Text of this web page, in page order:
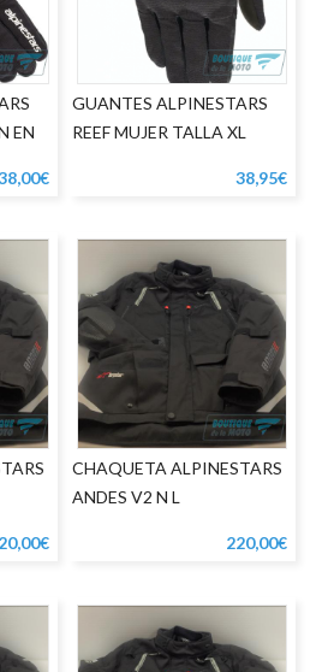
EN
GUANTES ALPINESTARS
REEF MUJER TALLA XL
38,95€
CHAQUETA ALPINESTARS
ANDES V2 N L
220,00€